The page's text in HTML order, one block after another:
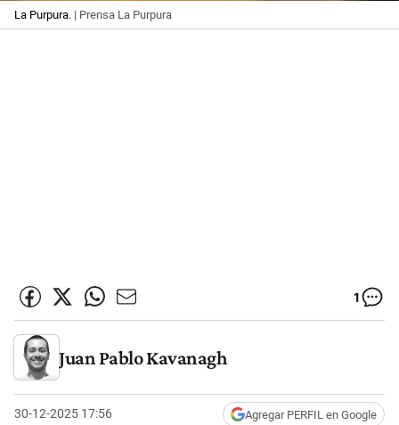
La Purpura. | Prensa La Purpura
1
Juan Pablo Kavanagh
30-12-2025 17:56 Agregar PERFIL en Google